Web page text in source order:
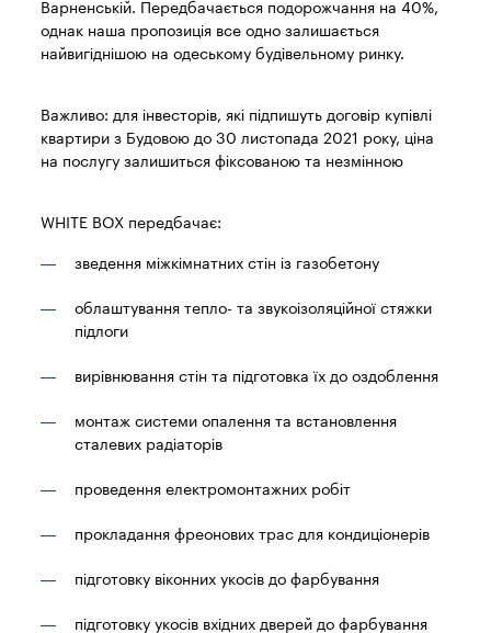
Варненській. Передбачається подорожчання на 40%,
однак наша пропозиція все одно залишається
найвигіднішою на одеському будівельному ринку.
Важливо: для інвесторів, які підпишуть договір купівлі
квартири з Будовою до 30 листопада 2021 року, ціна
на послугу залишиться фіксованою та незмінною
WHITE BOX передбачає:
зведення міжкімнатних стін із газобетону
облаштування тепло- та звукоізоляційної стяжки
підлоги
вирівнювання стін та підготовка їх до оздоблення
монтаж системи опалення та встановлення
сталевих радіаторів
проведення електромонтажних робіт
прокладання фреонових трас для кондиціонерів
підготовку віконних укосів до фарбування
підготовку укосів вхідних дверей до фарбування